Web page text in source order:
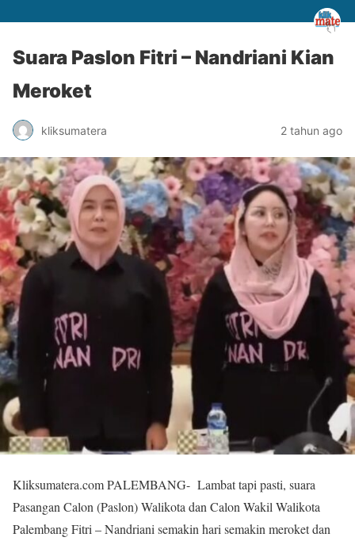
Suara Paslon Fitri – Nandriani Kian
Meroket
kliksumatera 2 tahun ago
Kliksumatera.com PALEMBANG- Lambat tapi pasti, suara
Pasangan Calon (Paslon) Walikota dan Calon Wakil Walikota
Palembang Fitri – Nandriani semakin hari semakin meroket dan